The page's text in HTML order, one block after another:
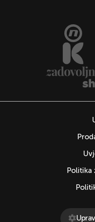
Politika